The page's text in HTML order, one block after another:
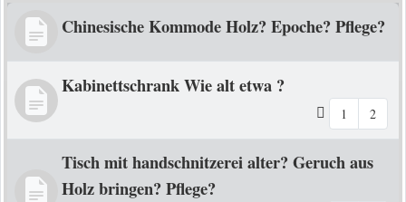
Chinesische Kommode Holz? Epoche? Pflege?
Kabinettschrank Wie alt etwa ?
1 2
Tisch mit handschnitzerei alter? Geruch aus
Holz bringen? Pflege?